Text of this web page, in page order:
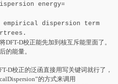
Dispersion energy=
dispersion term
DFT-D校正能先加到核互斥能里面了。
的能量。
D校正的泛函直接用写关键词就行了，
的方式来调用